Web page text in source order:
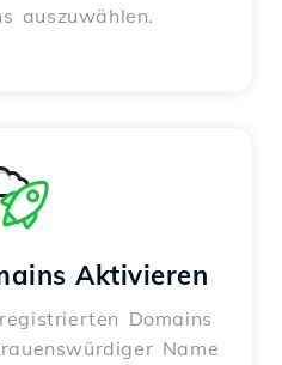
auszuwählen.
Aktivieren
Domains
Name